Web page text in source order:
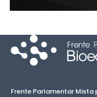
Frente Parlamentar